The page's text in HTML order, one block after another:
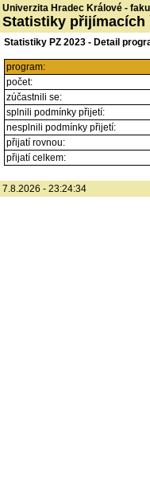
Univerzita Hradec Králové -
Statistiky přijímacích
Statistiky PZ 2023 - Detail
program:
počet:
zúčastnili se:
splnili podmínky přijetí:
nesplnili podmínky přijetí:
přijatí rovnou:
přijatí celkem:
7.8.2026 - 23:24:34